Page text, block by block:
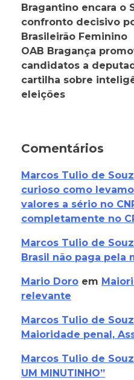
Bragantino encara o
confronto decisivo
Brasileirão Feminino
OAB Bragança
candidatos a
cartilha sobre
eleições
Comentários
Marcos Tulio de
curioso como
valores a sério no
completamente no
Marcos Tulio de
Brasil não paga pela
Mario Doro em
relevante
Marcos Tulio de
Maioridade penal,
Marcos Tulio de
UM MINUTINHO”